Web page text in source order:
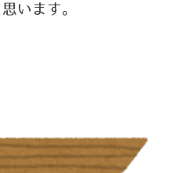
います。